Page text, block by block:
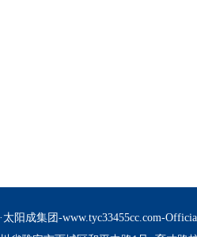
太阳成集团-www.tyc33455cc.com-